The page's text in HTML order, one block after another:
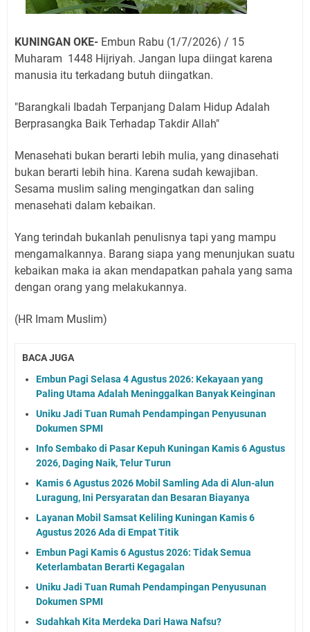
KUNINGAN OKE- Embun Rabu (1/7/2026) / 15
Muharam 1448 Hijriyah. Jangan lupa diingat karena
manusia itu terkadang butuh diingatkan.
"Barangkali Ibadah Terpanjang Dalam Hidup Adalah
Berprasangka Baik Terhadap Takdir Allah"
Menasehati bukan berarti lebih mulia, yang dinasehati
bukan berarti lebih hina. Karena sudah kewajiban.
Sesama muslim saling mengingatkan dan saling
menasehati dalam kebaikan.
Yang terindah bukanlah penulisnya tapi yang mampu
mengamalkannya. Barang siapa yang menunjukan suatu
kebaikan maka ia akan mendapatkan pahala yang sama
dengan orang yang melakukannya.
(HR Imam Muslim)
BACA JUGA
Embun Pagi Selasa 4 Agustus 2026: Kekayaan yang
Paling Utama Adalah Meninggalkan Banyak Keinginan
Uniku Jadi Tuan Rumah Pendampingan Penyusunan
Dokumen SPMI
Info Sembako di Pasar Kepuh Kuningan Kamis 6 Agustus
2026, Daging Naik, Telur Turun
Kamis 6 Agustus 2026 Mobil Samling Ada di Alun-alun
Luragung, Ini Persyaratan dan Besaran Biayanya
Layanan Mobil Samsat Keliling Kuningan Kamis 6
Agustus 2026 Ada di Empat Titik
Embun Pagi Kamis 6 Agustus 2026: Tidak Semua
Keterlambatan Berarti Kegagalan
Uniku Jadi Tuan Rumah Pendampingan Penyusunan
Dokumen SPMI
Sudahkah Kita Merdeka Dari Hawa Nafsu?